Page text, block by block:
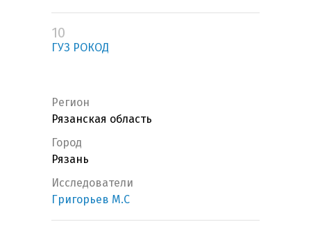
10
ГУЗ РОКОД
Регион
Рязанская область
Город
Рязань
Исследователи
Григорьев М.С